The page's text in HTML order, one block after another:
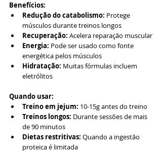
Benefícios:
Redução do catabolismo: Protege
músculos durante treinos longos
Recuperação: Acelera reparação muscular
Energia: Pode ser usado como fonte
energética pelos músculos
Hidratação: Muitas fórmulas incluem
eletrólitos
Quando usar:
Treino em jejum: 10-15g antes do treino
Treinos longos: Durante sessões de mais
de 90 minutos
Dietas restritivas: Quando a ingestão
proteica é limitada